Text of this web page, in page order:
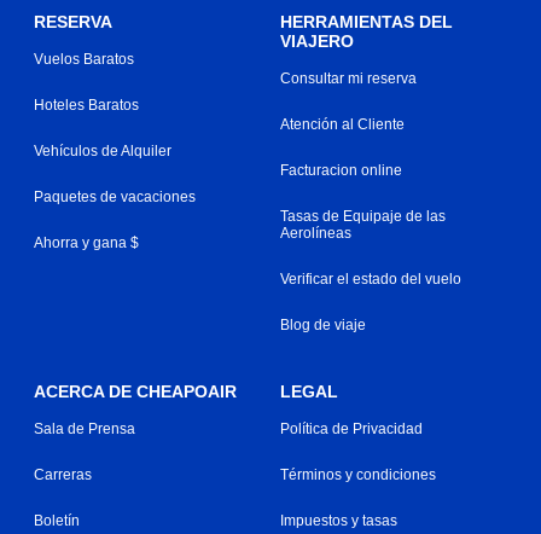
RESERVA
Vuelos Baratos
Hoteles Baratos
Vehículos de Alquiler
Paquetes de vacaciones
Ahorra y gana $
HERRAMIENTAS DEL
VIAJERO
Consultar mi reserva
Atención al Cliente
Facturacion online
Tasas de Equipaje de las
Aerolíneas
Verificar el estado del vuelo
Blog de viaje
ACERCA DE CHEAPOAIR
Sala de Prensa
Carreras
Boletín
LEGAL
Política de Privacidad
Términos y condiciones
Impuestos y tasas